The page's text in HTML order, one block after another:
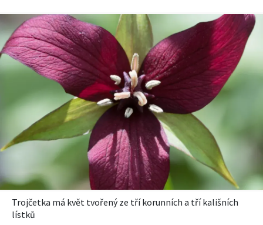
Trojčetka má květ tvořený ze tří korunních a tří kališních
lístků